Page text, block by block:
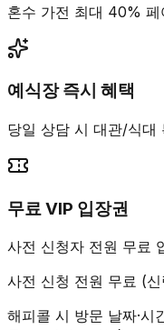
혼수 가전 최대 40% 페
예식장 즉시 혜택
당일 상담 시 대관/식대
무료 VIP 입장권
사전 신청자 전원 무료
사전 신청 전원 무료 (
해피콜 시 방문 날짜·